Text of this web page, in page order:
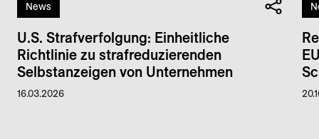
News
U.S. Strafverfolgung: Einheitliche
Richtlinie zu strafreduzierenden
Selbstanzeigen von Unternehmen
16.03.2026